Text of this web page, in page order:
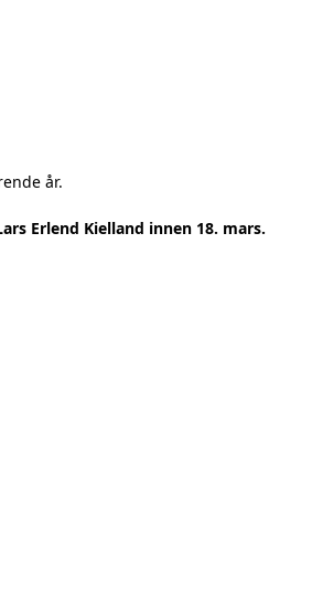
år.
Erlend Kielland innen 18. mars.